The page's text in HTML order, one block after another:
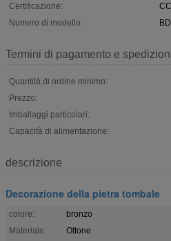
Certificazione:
Numero di modello:
Termini di pagamento e
Quantità di ordine minimo:
Prezzo:
Imballaggi particolari:
Capacità di alimentazione:
descrizione
Decorazione della pietra tombale
colore:
bronzo
Materiale:
Ottone